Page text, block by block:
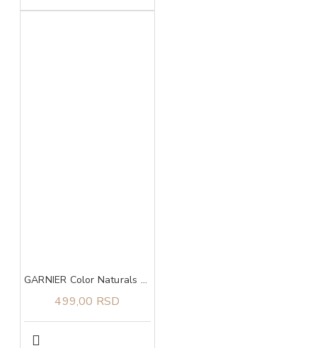
GARNIER Color Naturals Creme Boja za kosu SE CEN 111
499,00 RSD